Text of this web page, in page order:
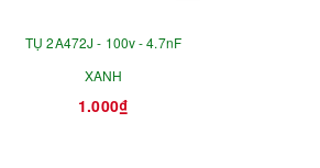
TỤ 2A472J - 100v - 4.7nF
XANH
1.000₫